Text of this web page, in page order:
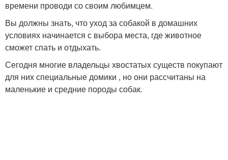
времени проводи со своим любимцем.
Вы должны знать, что уход за собакой в домашних
условиях начинается с выбора места, где животное
сможет спать и отдыхать.
Сегодня многие владельцы хвостатых существ покупают
для них специальные домики , но они рассчитаны на
маленькие и средние породы собак.